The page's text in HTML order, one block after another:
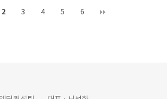
2 3 4 5 6